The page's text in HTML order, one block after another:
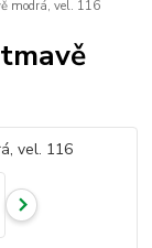
modrá, vel. 116